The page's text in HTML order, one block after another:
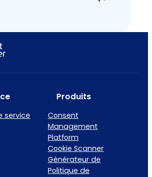
service
Produits
Consent
Management
Platform
Cookie Scanner
Générateur de
Politique de